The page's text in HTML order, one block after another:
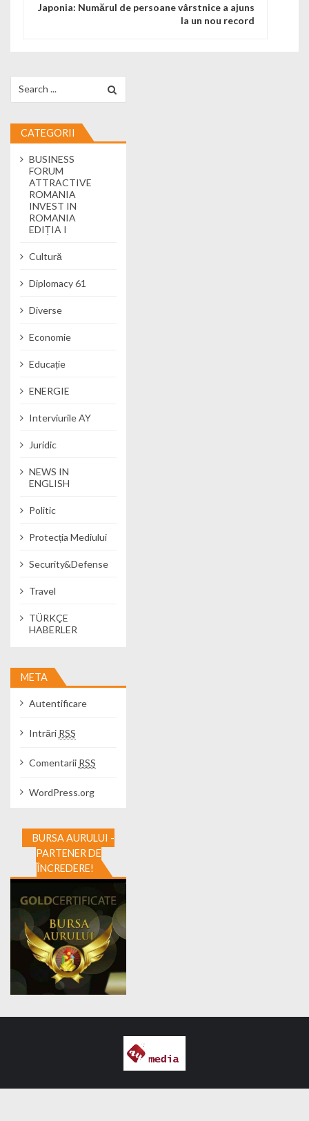
Japonia: Numărul de persoane vârstnice a ajuns
la un nou record
CATEGORII
BUSINESS
FORUM
ATTRACTIVE
ROMANIA
INVEST IN
ROMANIA
EDIȚIA I
Cultură
Diplomacy 61
Diverse
Economie
Educație
ENERGIE
Interviurile AY
Juridic
NEWS IN
ENGLISH
Politic
Protecția Mediului
Security&Defense
Travel
TÜRKÇE
HABERLER
META
Autentificare
Intrări RSS
Comentarii RSS
WordPress.org
BURSA AURULUI -
PARTENER DE
ÎNCREDERE!